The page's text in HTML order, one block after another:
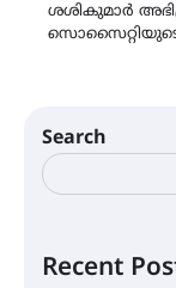
ശശികുമാർ
Search
Recent